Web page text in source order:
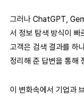
그러나 ChatGPT,
서 정보 탐색 방식이 빠
고객은 검색 결과를 하
정리해 준 답변을 통해
이 변화속에서 기업과